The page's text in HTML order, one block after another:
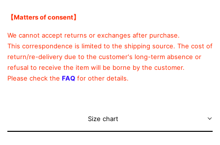
【Matters of consent】
We cannot accept returns or exchanges after purchase.
This correspondence is limited to the shipping source. The cost of
return/re-delivery due to the customer's long-term absence or
refusal to receive the item will be borne by the customer.
Please check the FAQ for other details.
Size chart